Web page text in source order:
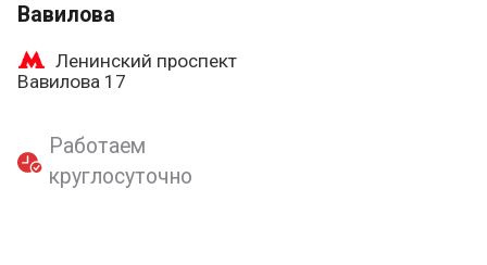
Вавилова
Ленинский проспект
Вавилова 17
Работаем
круглосуточно